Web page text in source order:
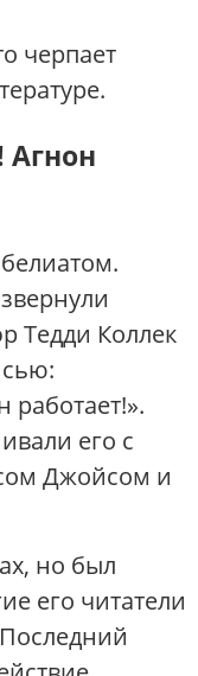
черпает
Тедди Коллек
его с
Джойсом и
но был
его читатели